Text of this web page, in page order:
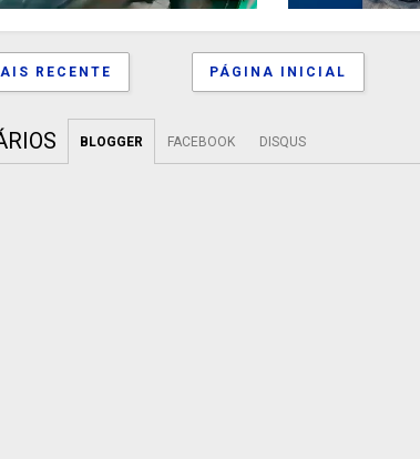
RECENTE PÁGINA INICIAL
BLOGGER FACEBOOK DISQUS